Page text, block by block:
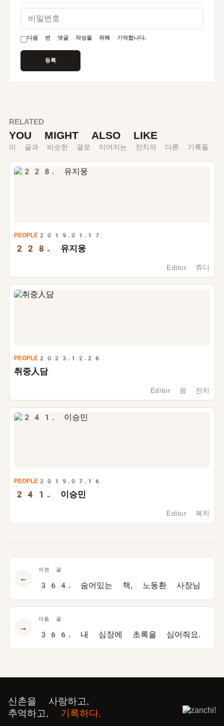
비밀번호
다음 번 댓글 작성을 위해 기억합니다.
RELATED
YOU MIGHT ALSO LIKE
이 글과 비슷한 결로 이어지는 잔치의 다른 기록들
PEOPLE 2019.01.17
228. 유지웅
Editor 쥬디
PEOPLE 2023.12.26
취중人담
Editor 왕 잔치
PEOPLE 2019.07.16
241. 이승민
Editor 복치
←
이전 글
364. 숨어있는 책, 노동환 사장님
다음 글
366. 내 심장에 초록을 심어줘요.
→
신촌을 사랑하고,
추억하고, 기록하다.